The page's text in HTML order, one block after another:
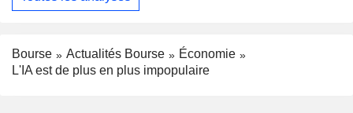
Bourse Actualités Bourse
Économie
L'IA est de plus en plus impopulaire